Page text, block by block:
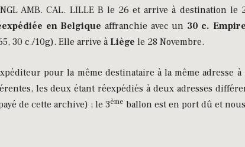
AMB. CAL. LILLE B le 26 et arrive à destination le
en Belgique affranchie avec un 30 c.
30 c./10g). Elle arrive à Liège le 28 Novembre.
pour la même destinataire à la même adresse
les deux étant réexpédiés à deux adresses
de cette archive) ; le 3ème ballon est en port dû et